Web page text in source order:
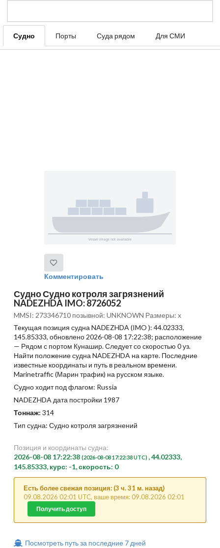
Судно Порты Суда рядом Для СМИ
Комментировать
Судно Судно котроля загрязнений
NADEZHDA IMO: 8726052
MMSI: 273346710 позывной: UNKNOWN Размеры: x
Текущая позиция судна NADEZHDA (IMO ): 44.02333,
145.85333, обновлено 2026-08-08 17:22:38; расположение
— Рядом с портом Кунашир. Следует со скоростью 0 уз.
Найти положение судна NADEZHDA на карте. Последние
известные координаты и путь в реальном времени.
Marinetraffic (Марин трафик) на русском языке.
Судно ходит под флагом: Russia
NADEZHDA дата постройки 1987
Тоннаж: 314
Тип судна: Судно котроля загрязнений
Позиция и координаты судна:
2026-08-08 17:22:38 (2026-08-08 17:22:38 UTC) , 44.02333,
145.85333, курс: -1, скорость: 0
Есть более свежая позиция: (3 ч. 31 м. назад)
09.08.2026 02:01 UTC, ваше время: 09.08.2026 02:01
Получить доступ
Посмотреть путь за последние 7 дней